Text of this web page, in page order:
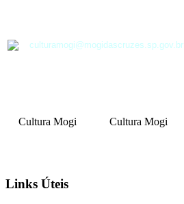
culturamogi@mogidascruzes.sp.gov.br
Cultura Mogi Cultura Mogi
Links Úteis